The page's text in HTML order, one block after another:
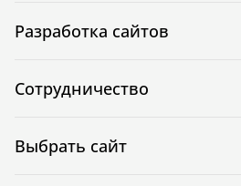
Разработка сайтов
Сотрудничество
Выбрать сайт